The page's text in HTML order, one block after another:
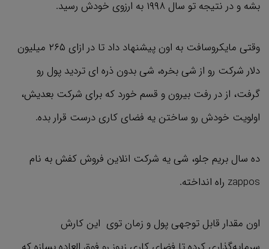
بشه و در نتیجه تو سال ۱۹۹۸ به ارزوی خودش رسید.
وقتی مایکروسافت به اون پیشنهاد داد تا در ازای ۲۶۵ میلیون
دلار شرکت رو از شی بخره، شی بدون ذره ای تردید پول رو
گرفت، از در رفت بیرون و قسم خورد که برای شرکت بعدیش،
اولویت خودش رو ساختن یه فضای کاری درست قرار بده.
ده سال بریم جلو، شی یه شرکت انلاین فروش کفش به نام
zappos راه انداخته.
اون مقدار قابل توجهی پول و زمان توی این کارش